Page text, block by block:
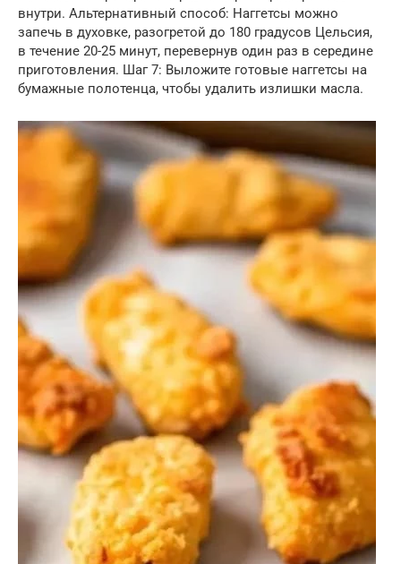
внутри. Альтернативный способ: Наггетсы можно
запечь в духовке, разогретой до 180 градусов Цельсия,
в течение 20-25 минут, перевернув один раз в середине
приготовления. Шаг 7: Выложите готовые наггетсы на
бумажные полотенца, чтобы удалить излишки масла.